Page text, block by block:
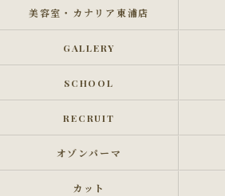
美容室・カナリア東浦店
GALLERY
SCHOOL
RECRUIT
オゾンパーマ
カット